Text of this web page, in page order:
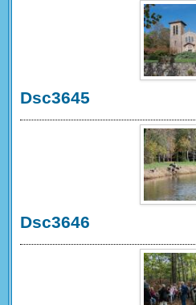
Dsc3645
Dsc3646